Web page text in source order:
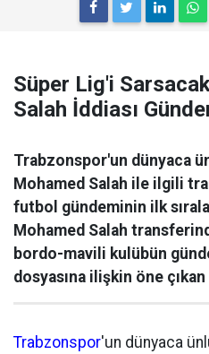
Süper Lig'i
Salah İddiası
Trabzonspor'un dünyaca
Mohamed Salah ile ilgili
futbol gündeminin ilk
Mohamed Salah
bordo-mavili kulübün
dosyasına ilişkin öne
Trabzonspor'un dünyaca